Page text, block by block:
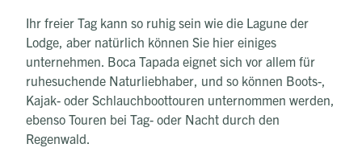
Ihr freier Tag kann so ruhig sein wie die Lagune der
Lodge, aber natürlich können Sie hier einiges
unternehmen. Boca Tapada eignet sich vor allem für
ruhesuchende Naturliebhaber, und so können Boots-,
Kajak- oder Schlauchboottouren unternommen werden,
ebenso Touren bei Tag- oder Nacht durch den
Regenwald.